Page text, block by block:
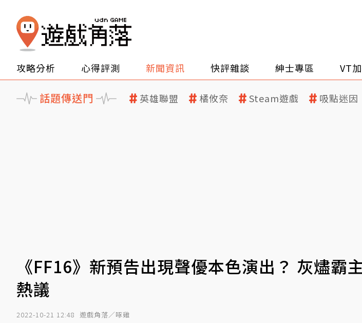
攻略分析 心得評測 新聞資訊 快評雜談 紳士專區 VT
話題傳送門 英雄聯盟 橘攸奈 Steam遊戲 吸點迷因
《FF16》新預告出現聲優本色演出？ 灰燼霸
熱議
2022-10-21 12:48 遊戲角落／啄雞